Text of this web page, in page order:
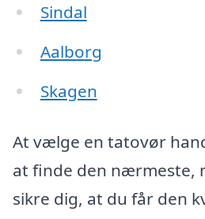
Sindal
Aalborg
Skagen
At vælge en tatovør
at finde den nærmeste,
sikre dig, at du får den